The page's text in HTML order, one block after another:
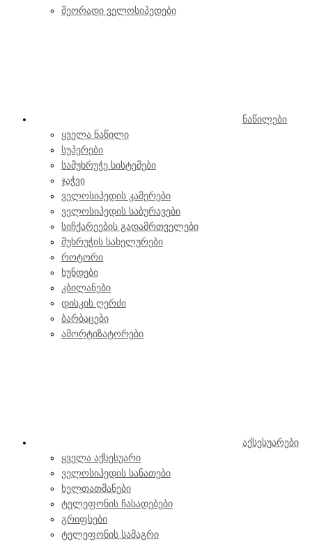
მეორადი ველოსიპედები
ნაწილები
ყველა ნაწილი
სუპერები
სამუხრუჭე სისტემები
ჯაჭვი
ველოსიპედის კამერები
ველოსიპედის საბურავები
სიჩქარეების გადამრთველები
მუხრუჭის სახელურები
როტორი
ხუნდები
კბილანები
დისკის ღერძი
ბარბაცები
ამორტიზატორები
აქსესუარები
ყველა აქსესუარი
ველოსიპედის სანათები
ხელთათმანები
ტელეფონის ჩასადებები
გრიფსები
ტელეფონის სამაგრი